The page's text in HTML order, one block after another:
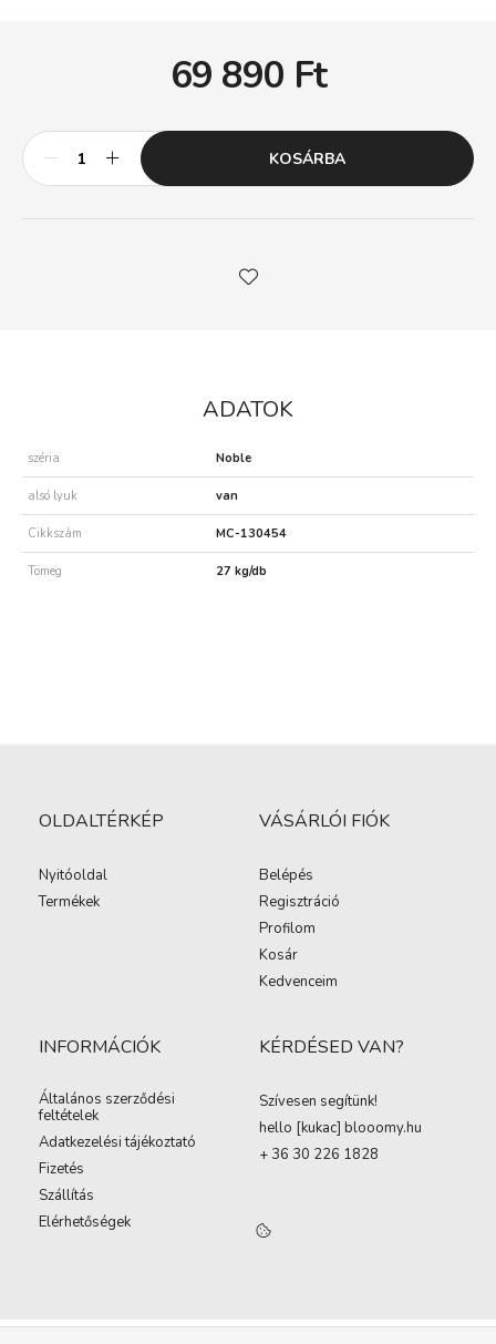
69 890 Ft
KOSÁRBA
ADATOK
széria Noble
alsó lyuk van
Cikkszám MC-130454
Tömeg 27 kg/db
OLDALTÉRKÉP
Nyitóoldal
Termékek
VÁSÁRLÓI FIÓK
Belépés
Regisztráció
Profilom
Kosár
Kedvenceim
INFORMÁCIÓK
Általános szerződési
feltételek
Adatkezelési tájékoztató
Fizetés
Szállítás
Elérhetőségek
KÉRDÉSED VAN?
Szívesen segítünk!
hello [kukac] blooomy.hu
+ 36 30 226 1828